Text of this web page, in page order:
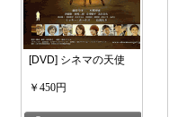
[DVD] シネマの天使
￥450円